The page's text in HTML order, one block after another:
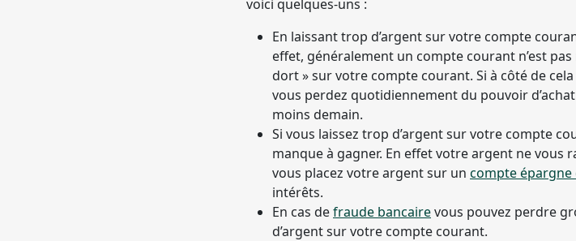
voici quelques-uns :
En laissant trop d’argent sur votre compte
effet, généralement un compte courant n’est
dort » sur votre compte courant. Si à côté de
vous perdez quotidiennement du pouvoir
moins demain.
Si vous laissez trop d’argent sur votre compte
manque à gagner. En effet votre argent ne vous
vous placez votre argent sur un compte épargne
intérêts.
En cas defraude bancairevous pouvez perdre
d’argent sur votre compte courant.